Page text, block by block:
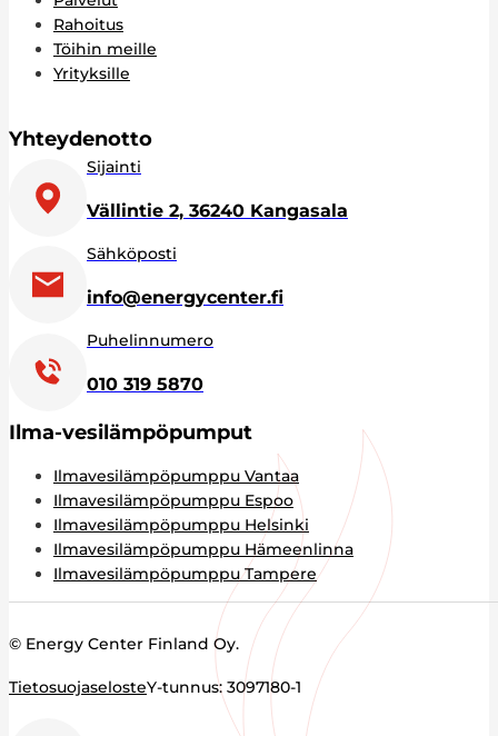
Rahoitus
Töihin meille
Yrityksille
Yhteydenotto
Sijainti
Vällintie 2, 36240 Kangasala
Sähköposti
info@energycenter.fi
Puhelinnumero
010 319 5870
Ilma-vesilämpöpumput
Ilmavesilämpöpumppu Vantaa
Ilmavesilämpöpumppu Espoo
Ilmavesilämpöpumppu Helsinki
Ilmavesilämpöpumppu Hämeenlinna
Ilmavesilämpöpumppu Tampere
© Energy Center Finland Oy.
TietosuojaselosteY-tunnus: 3097180-1